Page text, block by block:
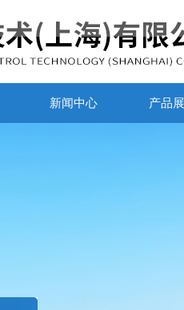
新闻中心 产品